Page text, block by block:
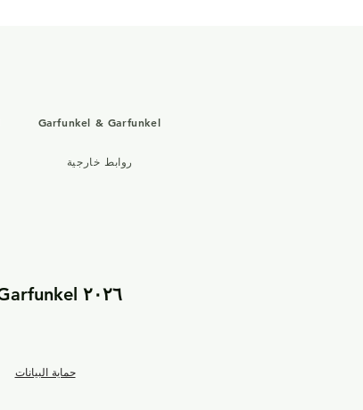
Garfunkel & Garfunkel
روابط خارجية
٢٠٢٦ Art Garfunkel – الموقع الرسمي | جميع الحقوق محفوظة
حماية البيانات